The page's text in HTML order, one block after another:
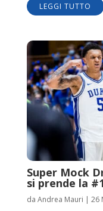
LEGGI TUTTO
Super Mock
si prende la #1
da Andrea Mauri | 26